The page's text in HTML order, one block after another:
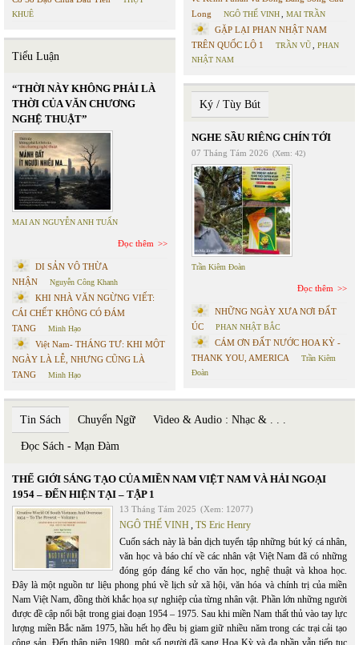
KHUÊ
Tiểu Luận
“THỜI NÀY KHÔNG PHẢI LÀ
THỜI CỦA VĂN CHƯƠNG
NGHỆ THUẬT”
MAI AN NGUYỄN ANH TUẤN
Đọc thêm
DI SẢN VÔ THỪA
NHẬN
Nguyễn Công Khanh
KHI NHÀ VĂN NGỪNG VIẾT:
CÁI CHẾT KHÔNG CÓ ĐÁM
TANG
Minh Hạo
Việt Nam- THÁNG TƯ: KHI MỘT
NGÀY LÀ LỄ, NHƯNG CŨNG LÀ
TANG
Minh Hạo
Long
NGÔ THẾ VINH MAI TRẦN
GẶP LẠI PHAN NHẬT NAM
TRÊN QUỐC LỘ 1
TRẦN VŨ
PHAN
NHẬT NAM
Ký / Tùy Bút
NGHE SẦU RIÊNG CHÍN TỚI
07 Tháng Tám 2026 (Xem: 42)
Trần Kiêm Đoàn
Đọc thêm
NHỮNG NGÀY XƯA NƠI ĐẤT
ÚC
PHAN NHẬT BẮC
CÁM ƠN ĐẤT NƯỚC HOA KỲ -
THANK YOU, AMERICA
Trần Kiêm
Đoàn
Tin Sách Chuyển Ngữ Video & Audio : Nhạc & . . .
Đọc Sách - Mạn Đàm
THẾ GIỚI SÁNG TẠO CỦA MIỀN NAM VIỆT NAM VÀ HẢI NGOẠI
1954 – ĐẾN HIỆN TẠI – TẬP 1
13 Tháng Tám 2025 (Xem: 12077)
NGÔ THẾ VINH, TS Eric Henry
Cuốn sách này là bản dịch tuyển tập những bút ký cá nhân,
văn học và báo chí về các nhân vật Việt Nam đã có những
đóng góp đáng kể cho văn học, nghệ thuật và khoa học.
Đây là một nguồn tư liệu phong phú về lịch sử xã hội, văn hóa và chính trị của miền
Nam Việt Nam, đồng thời khắc họa sự nghiệp của từng nhân vật. Phần lớn những người
được đề cập nổi bật trong giai đoạn 1954 – 1975. Sau khi miền Nam thất thủ vào tay lực
lượng miền Bắc năm 1975, hầu hết họ đều bị giam giữ nhiều năm trong các trại cải tạo
cộng sản. Đến thập niên 1980, một số người đã sang Hoa Kỳ và đa phần vẫn tiếp tục